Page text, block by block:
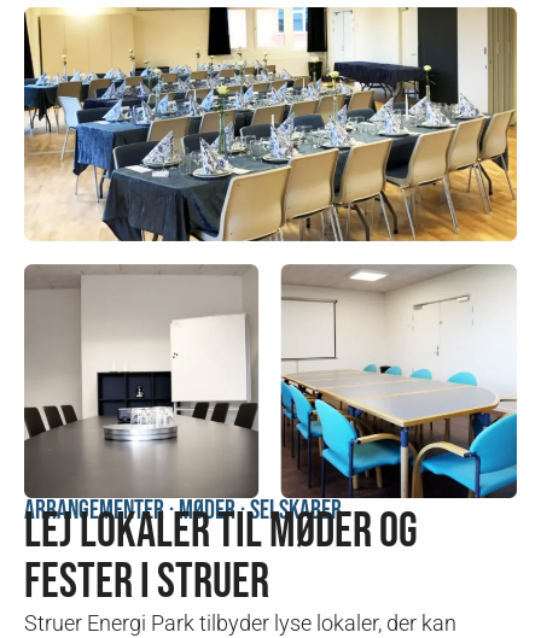
Arrangementer · Møder · Selskaber
LEJ LOKALER TIL MØDER OG
FESTER I STRUER
Struer Energi Park tilbyder lyse lokaler, der kan